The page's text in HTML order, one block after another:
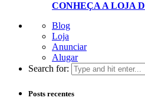
CONHEÇA A LOJA D
Blog
Loja
Anunciar
Alugar
Search for:
Posts recentes